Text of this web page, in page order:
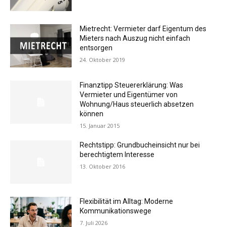
Mietrecht: Vermieter darf Eigentum des
Mieters nach Auszug nicht einfach
entsorgen
24. Oktober 2019
Finanztipp Steuererklärung: Was
Vermieter und Eigentümer von
Wohnung/Haus steuerlich absetzen
können
15. Januar 2015
Rechtstipp: Grundbucheinsicht nur bei
berechtigtem Interesse
13. Oktober 2016
Flexibilität im Alltag: Moderne
Kommunikationswege
7. Juli 2026